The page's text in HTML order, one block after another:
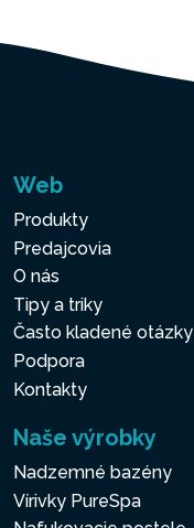
Web
Produkty
Predajcovia
O nás
Tipy a triky
Často kladené otázky
Podpora
Kontakty
Naše výrobky
Nadzemné bazény
Vírivky PureSpa